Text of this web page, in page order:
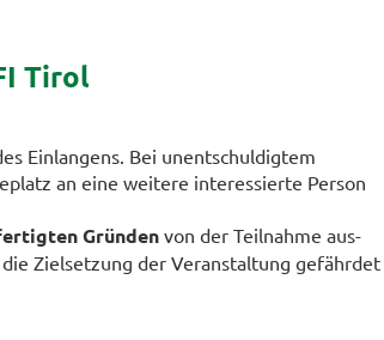
Tirol
Einlangens. Bei unentschuldigtem
an eine weitere interessierte Person
Gründenvon der Teilnahme aus-
Zielsetzung der Veranstaltung gefährdet